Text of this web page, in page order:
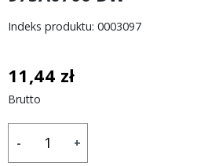
Indeks produktu: 0003097
11,44 zł
Brutto
- +